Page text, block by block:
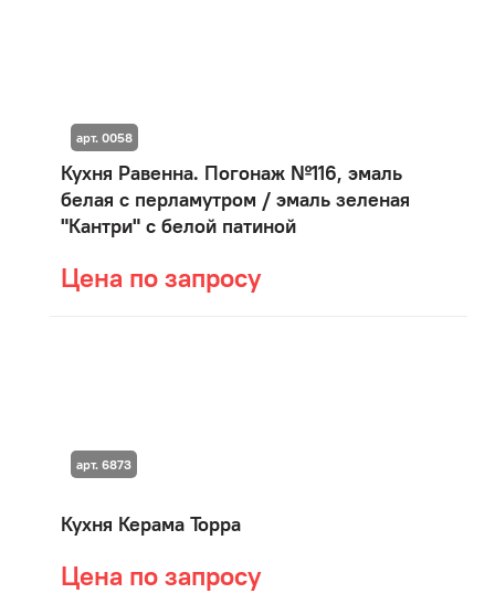
Кухня Равенна. Погонаж №116, эмаль
белая с перламутром / эмаль зеленая
"Кантри" с белой патиной
Цена по запросу
арт. 0058
Кухня Керама Торра
Цена по запросу
арт. 6873